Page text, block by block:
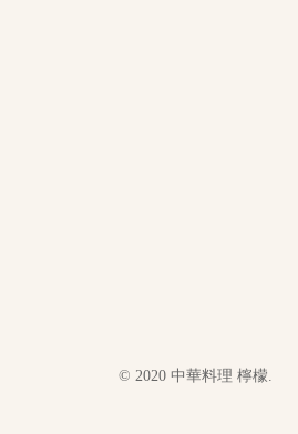
© 2020 中華料理 檸檬.